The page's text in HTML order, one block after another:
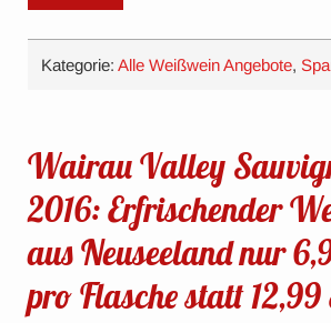
Kategorie:Alle Weißwein Angebote,
Wairau Valley
2016: Erfrischender
aus Neuseeland nur
pro Flasche statt 12,99